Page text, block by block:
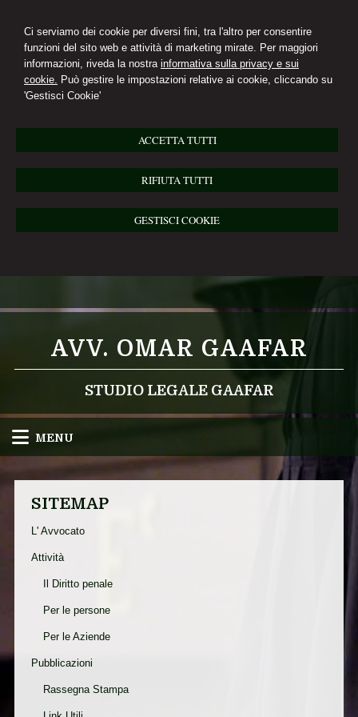
Ci serviamo dei cookie per diversi fini, tra l'altro per consentire
funzioni del sito web e attività di marketing mirate. Per maggiori
informazioni, riveda la nostra informativa sulla privacy e sui
cookie. Può gestire le impostazioni relative ai cookie, cliccando su
'Gestisci Cookie'
ACCETTA TUTTI
RIFIUTA TUTTI
GESTISCI COOKIE
AVV. OMAR GAAFAR
STUDIO LEGALE GAAFAR
MENU
SITEMAP
L' Avvocato
Attività
Il Diritto penale
Per le persone
Per le Aziende
Pubblicazioni
Rassegna Stampa